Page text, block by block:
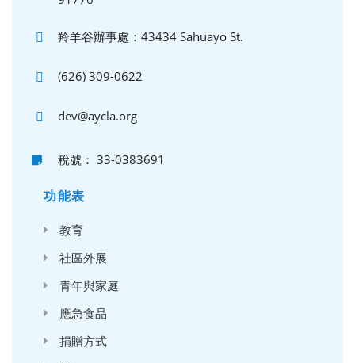
羚羊谷辦事處：43434 Sahuayo St.
(626) 309-0622
dev@aycla.org
稅號： 33-0383691
功能表
教育
社區外展
青年與家庭
應急食品
捐贈方式